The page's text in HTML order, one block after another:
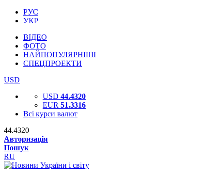
РУС
УКР
ВІДЕО
ФОТО
НАЙПОПУЛЯРНІШІ
СПЕЦПРОЕКТИ
USD
USD 44.4320
EUR 51.3316
Всі курси валют
44.4320
Авторизація
Пошук
RU